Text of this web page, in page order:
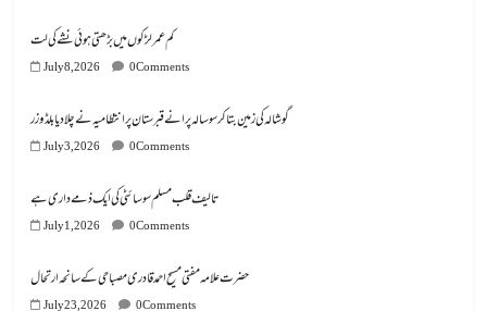
کم عمر لڑکوں میں بڑھتی ہوئی نشے کی لت
July 8, 2026 0 Comments
گوشالہ کی زمین بتا کر سوسالہ پرانے قبرستان پر انتظامیہ نے چلا دیا بلڈوزر
July 3, 2026 0 Comments
تالیف قلب مسلم سوسائٹی کی ایک ذمے داری ہے
July 1, 2026 0 Comments
July 23, 2026 0 Comments